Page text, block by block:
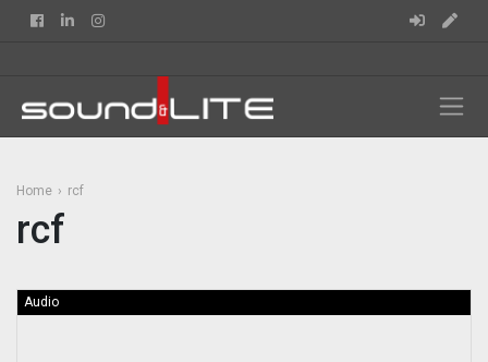
FacebookLinkedin
Home rcf
rcf
Audio